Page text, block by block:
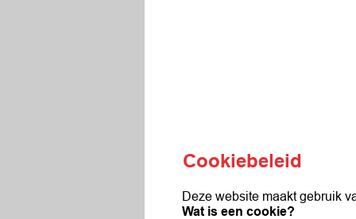
Cookiebeleid
Deze website maakt gebruik
Wat is een cookie?